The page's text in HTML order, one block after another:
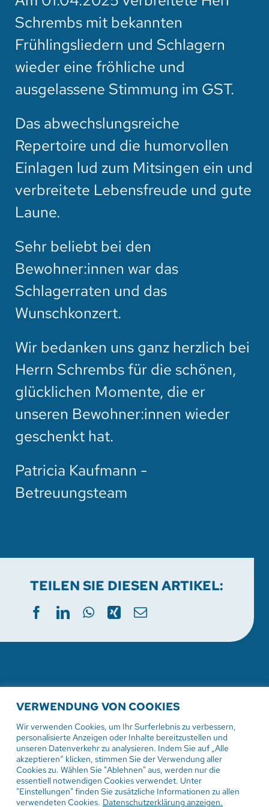
VERWENDUNG VON COOKIES
Wir verwenden Cookies, um Ihr Surferlebnis zu verbessern,
personalisierte Anzeigen oder Inhalte bereitzustellen und
unseren Datenverkehr zu analysieren. Indem Sie auf „Alle
akzeptieren“ klicken, stimmen Sie der Verwendung aller
Cookies zu. Wählen Sie "Ablehnen" aus, werden nur die
essentiell notwendigen Cookies verwendet. Unter
"Einstellungen" finden Sie zusätzliche Informationen zu allen
verwendeten Cookies. Datenschutzerklärung anzeigen.
Schrembs mit bekannten
Frühlingsliedern und Schlagern
wieder eine fröhliche und
ausgelassene Stimmung im GST.
Das abwechslungsreiche
Repertoire und die humorvollen
Einlagen lud zum Mitsingen ein und
verbreitete Lebensfreude und gute
Laune.
Sehr beliebt bei den
Bewohner:innen war das
Schlagerraten und das
Wunschkonzert.
Wir bedanken uns ganz herzlich bei
Herrn Schrembs für die schönen,
glücklichen Momente, die er
unseren Bewohner:innen wieder
geschenkt hat.
Patricia Kaufmann -
Betreuungsteam
TEILEN SIE DIESEN ARTIKEL:
WEITERE AKTUELLE
VERANSTALTUNGEN
2. August 2026
Gottesdienst in der